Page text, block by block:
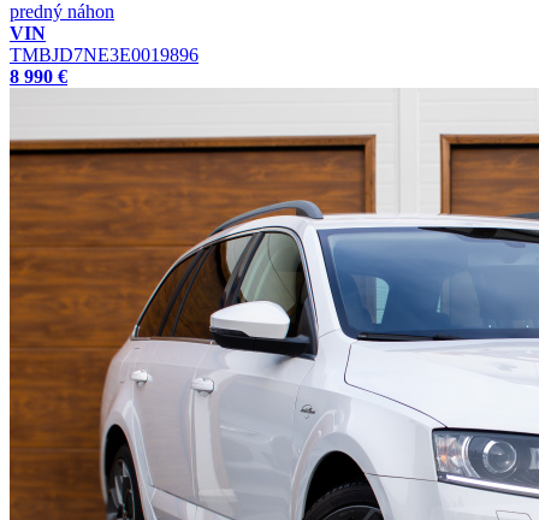
predný náhon
VIN
TMBJD7NE3E0019896
8 990 €